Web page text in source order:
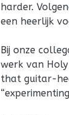
harder.
een heerlijk
Bij onze
werk van
that guitar-